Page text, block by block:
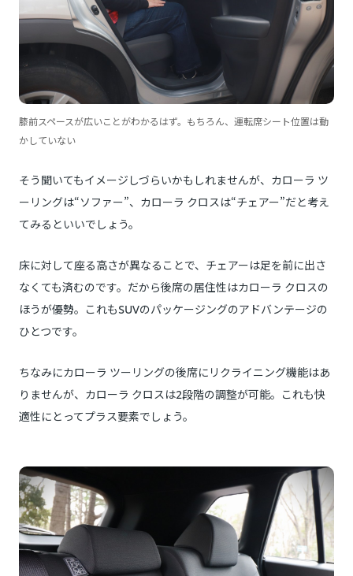
膝前スペースが広いことがわかるはず。もちろん、運転席シート位置は動
かしていない
そう聞いてもイメージしづらいかもしれませんが、カローラ ツ
ーリングは“ソファー”、カローラ クロスは“チェアー”だと考え
てみるといいでしょう。
床に対して座る高さが異なることで、チェアーは足を前に出さ
なくても済むのです。だから後席の居住性はカローラ クロスの
ほうが優勢。これもSUVのパッケージングのアドバンテージの
ひとつです。
ちなみにカローラ ツーリングの後席にリクライニング機能はあ
りませんが、カローラ クロスは2段階の調整が可能。これも快
適性にとってプラス要素でしょう。